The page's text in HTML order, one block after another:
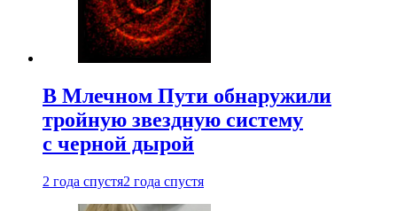
В Млечном Пути обнаружили
тройную звездную систему
с черной дырой
2 года спустя2 года спустя